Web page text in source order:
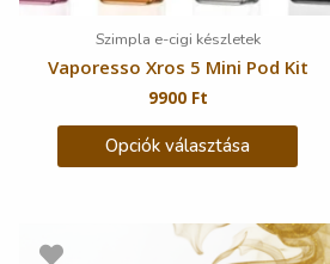
Szimpla e-cigi készletek
Vaporesso Xros 5 Mini Pod Kit
9900 Ft
Opciók választása